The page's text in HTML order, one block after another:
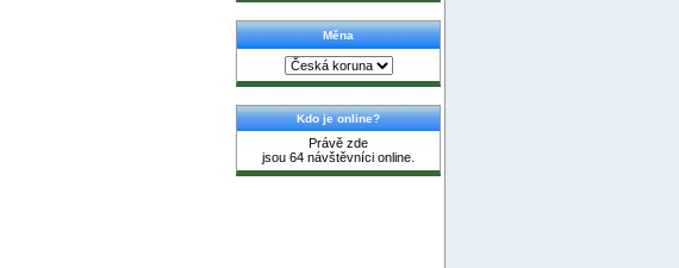
Měna
Kdo je online?
Právě zde
jsou 64 návštěvníci online.